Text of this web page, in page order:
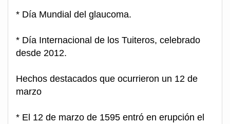
* Día Mundial del glaucoma.
* Día Internacional de los Tuiteros, celebrado
desde 2012.
Hechos destacados que ocurrieron un 12 de
marzo
* El 12 de marzo de 1595 entró en erupción el